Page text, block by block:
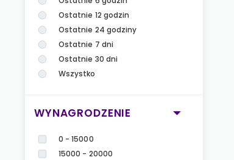
Ostatnie 12 godzin
Ostatnie 24 godziny
Ostatnie 7 dni
Ostatnie 30 dni
Wszystko
WYNAGRODZENIE
0 - 15000
15000 - 20000